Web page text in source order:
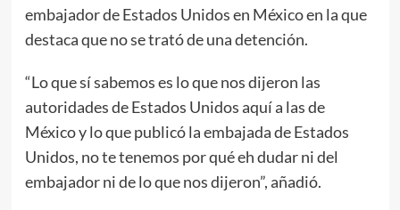
embajador de Estados Unidos en México en la que
destaca que no se trató de una detención.
“Lo que sí sabemos es lo que nos dijeron las
autoridades de Estados Unidos aquí a las de
México y lo que publicó la embajada de Estados
Unidos, no te tenemos por qué eh dudar ni del
embajador ni de lo que nos dijeron”, añadió.